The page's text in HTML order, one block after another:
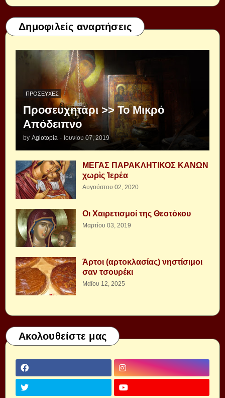
Δημοφιλείς αναρτήσεις
ΠΡΟΣΕΥΧΈΣ
Προσευχητάρι >> Το Μικρό
Απόδειπνο
by Agiotopia - Ιουνίου 07, 2019
ΜΕΓΑΣ ΠΑΡΑΚΛΗΤΙΚΟΣ ΚΑΝΩΝ
χωρὶς Ἱερέα
Αυγούστου 02, 2020
Οι Χαιρετισμοί της Θεοτόκου
Μαρτίου 03, 2019
Άρτοι (αρτοκλασίας) νηστίσιμοι
σαν τσουρέκι
Μαΐου 12, 2025
Ακολουθείστε μας